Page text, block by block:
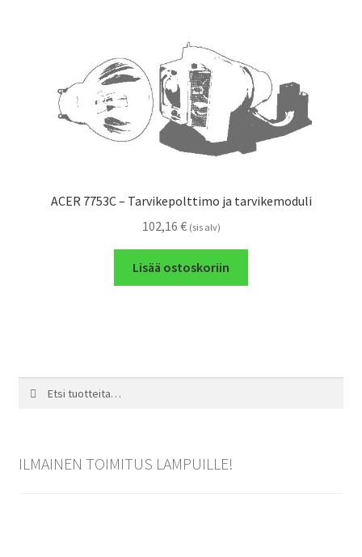
ACER 7753C – Tarvikepolttimo ja tarvikemoduli
102,16 € (sis alv)
Lisää ostoskoriin
ILMAINEN TOIMITUS LAMPUILLE!